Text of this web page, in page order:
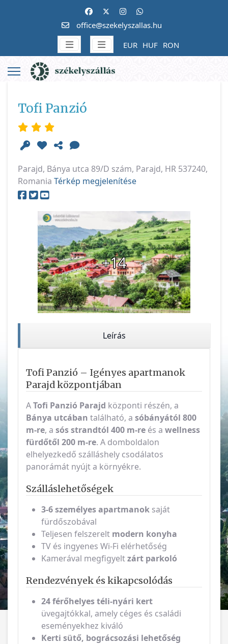
office@szekelyszallas.hu
EUR HUF RON
Tofi Panzió
Parajd, Bánya utca 89/D szám, Parajd, HR 537240,
Romania Térkép megjelenítése
+14
Leírás
Tofi Panzió – Igényes apartmanok
Parajd központjában
ATofi Panzió Parajd központi részén, a
Bánya utcában található, a sóbányától 800
m-re, a sós strandtól 400 m-re és a wellness
fürdőtől 200 m-re. A domboldalon
elhelyezkedő szálláshely csodálatos
panorámát nyújt a környékre.
Szálláslehetőségek
3-6 személyes apartmanok saját
fürdőszobával
Teljesen felszerelt modern konyha
TV és ingyenes Wi-Fi elérhetőség
Kamerával megfigyeltzárt parkoló
Rendezvények és kikapcsolódás
24 férőhelyes téli-nyári kert
üvegajtókkal, amely céges és családi
eseményekhez kiváló
Kerti sütő, bográcsozási lehetőség